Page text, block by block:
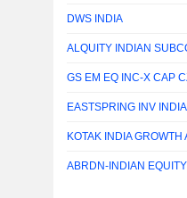
DWS INDIA
ALQUITY INDIAN
GS EM EQ INC-X CAP
EASTSPRING INV
KOTAK INDIA GROWTH
ABRDN-INDIAN